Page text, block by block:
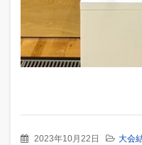
2023年10月22日 大会